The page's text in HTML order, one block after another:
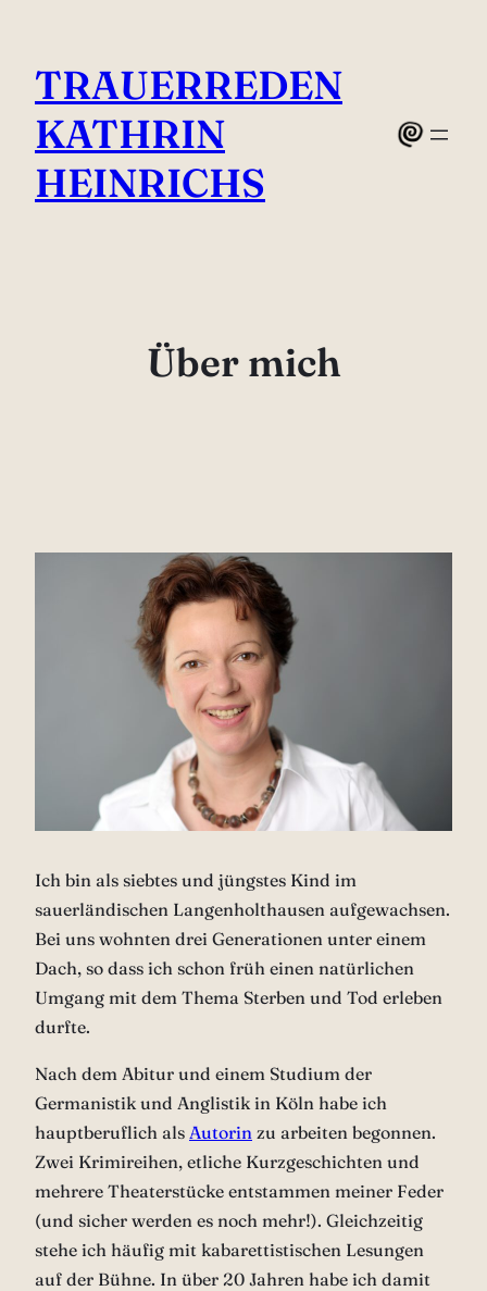
springen
TRAUERREDEN
KATHRIN
HEINRICHS
Über mich
Ich bin als siebtes und jüngstes Kind im
sauerländischen Langenholthausen aufgewachsen.
Bei uns wohnten drei Generationen unter einem
Dach, so dass ich schon früh einen natürlichen
Umgang mit dem Thema Sterben und Tod erleben
durfte.
Nach dem Abitur und einem Studium der
Germanistik und Anglistik in Köln habe ich
hauptberuflich als Autorin zu arbeiten begonnen.
Zwei Krimireihen, etliche Kurzgeschichten und
mehrere Theaterstücke entstammen meiner Feder
(und sicher werden es noch mehr!). Gleichzeitig
stehe ich häufig mit kabarettistischen Lesungen
auf der Bühne. In über 20 Jahren habe ich damit